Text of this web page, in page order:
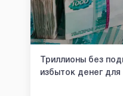
Триллионы без
избыток денег для